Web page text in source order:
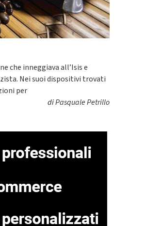
che inneggiava all’Isis e
Nei suoi dispositivi trovati
per
diPasquale Petrillo